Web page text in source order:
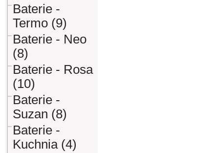
Baterie -
Termo (9)
Baterie - Neo
(8)
Baterie - Rosa
(10)
Baterie -
Suzan (8)
Baterie -
Kuchnia (4)